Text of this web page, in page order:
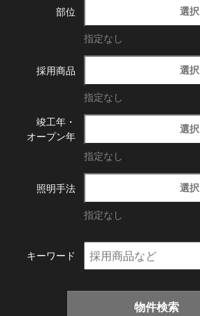
部位 選択
指定なし
採用商品 選択
指定なし
竣工年・
オープン年
選択
指定なし
照明手法 選択
指定なし
キーワード
物件検索